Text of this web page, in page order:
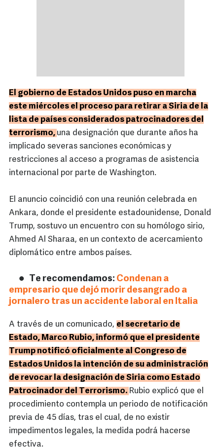
El gobierno de Estados Unidos puso en marcha
este miércoles el proceso para retirar a Siria de la
lista de países considerados patrocinadores del
terrorismo, una designación que durante años ha
implicado severas sanciones económicas y
restricciones al acceso a programas de asistencia
internacional por parte de Washington.
El anuncio coincidió con una reunión celebrada en
Ankara, donde el presidente estadounidense, Donald
Trump, sostuvo un encuentro con su homólogo sirio,
Ahmed Al Sharaa, en un contexto de acercamiento
diplomático entre ambos países.
Te recomendamos: Condenan a
empresario que dejó morir desangrado a
jornalero tras un accidente laboral en Italia
A través de un comunicado, el secretario de
Estado, Marco Rubio, informó que el presidente
Trump notificó oficialmente al Congreso de
Estados Unidos la intención de su administración
de revocar la designación de Siria como Estado
Patrocinador del Terrorismo. Rubio explicó que el
procedimiento contempla un periodo de notificación
previa de 45 días, tras el cual, de no existir
impedimentos legales, la medida podrá hacerse
efectiva.